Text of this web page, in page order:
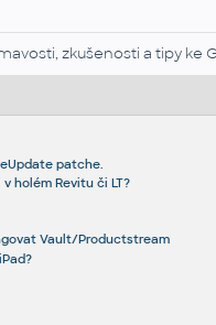
zkušenosti a tipy ke
patche.
holém Revitu či LT?
Vault/Productstream